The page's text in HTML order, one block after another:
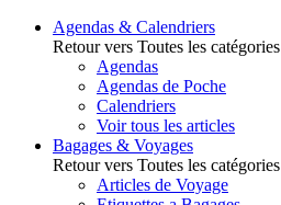
Agendas & Calendriers
Retour vers Toutes les catégories
Agendas
Agendas de Poche
Calendriers
Voir tous les articles
Bagages & Voyages
Retour vers Toutes les catégories
Articles de Voyage